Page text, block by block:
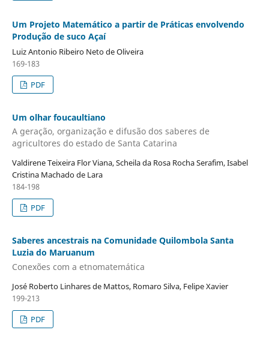
Um Projeto Matemático a partir de Práticas envolvendo
Produção de suco Açaí
Luiz Antonio Ribeiro Neto de Oliveira
169-183
PDF
Um olhar foucaultiano
A geração, organização e difusão dos saberes de
agricultores do estado de Santa Catarina
Valdirene Teixeira Flor Viana, Scheila da Rosa Rocha Serafim, Isabel
Cristina Machado de Lara
184-198
PDF
Saberes ancestrais na Comunidade Quilombola Santa
Luzia do Maruanum
Conexões com a etnomatemática
José Roberto Linhares de Mattos, Romaro Silva, Felipe Xavier
199-213
PDF